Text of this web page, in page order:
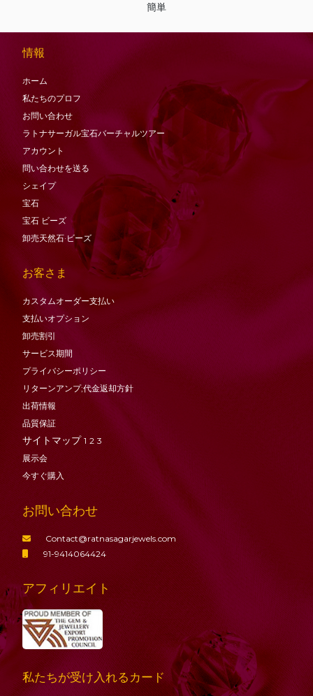
簡単
情報
ホーム
私たちのプロフ
お問い合わせ
ラトナサーガル宝石バーチャ​​ルツアー
アカウント
問い合わせを送る
シェイプ
宝石
宝石 ビーズ
卸売天然石·ビーズ
お客さま
カスタムオーダー支払い
支払いオプション
卸売割引
サービス期間
プライバシーポリシー
リターンアンプ;代金返却方針
出荷情報
品質保証
サイトマップ 1 2 3
展示会
今すぐ購入
お問い合わせ
Contact@ratnasagarjewels.com
91-9414064424
アフィリエイト
私たちが受け入れるカード